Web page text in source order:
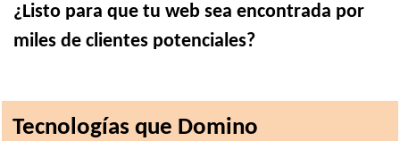
¿Listo para que tu web sea encontrada por
miles de clientes potenciales?
Tecnologías que Domino